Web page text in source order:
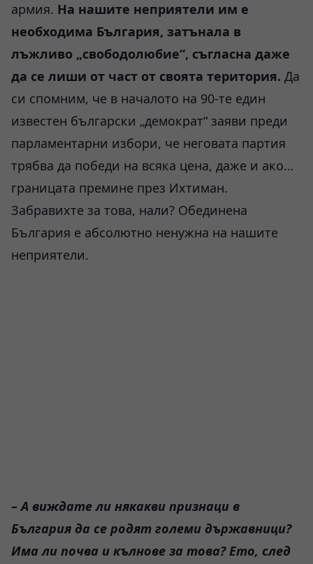
армия. На нашите неприятели им е
необходима България, затънала в
лъжливо „свободолюбие“, съгласна даже
да се лиши от част от своята територия. Да
си спомним, че в началото на 90-те един
известен български „демократ“ заяви преди
парламентарни избори, че неговата партия
трябва да победи на всяка цена, даже и ако…
границата премине през Ихтиман.
Забравихте за това, нали? Обединена
България е абсолютно ненужна на нашите
неприятели.
– А виждате ли някакви признаци в
България да се родят големи държавници?
Има ли почва и кълнове за това? Ето, след